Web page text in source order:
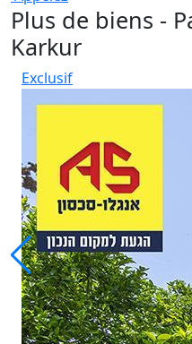
Plus de biens -
Karkur
Exclusif